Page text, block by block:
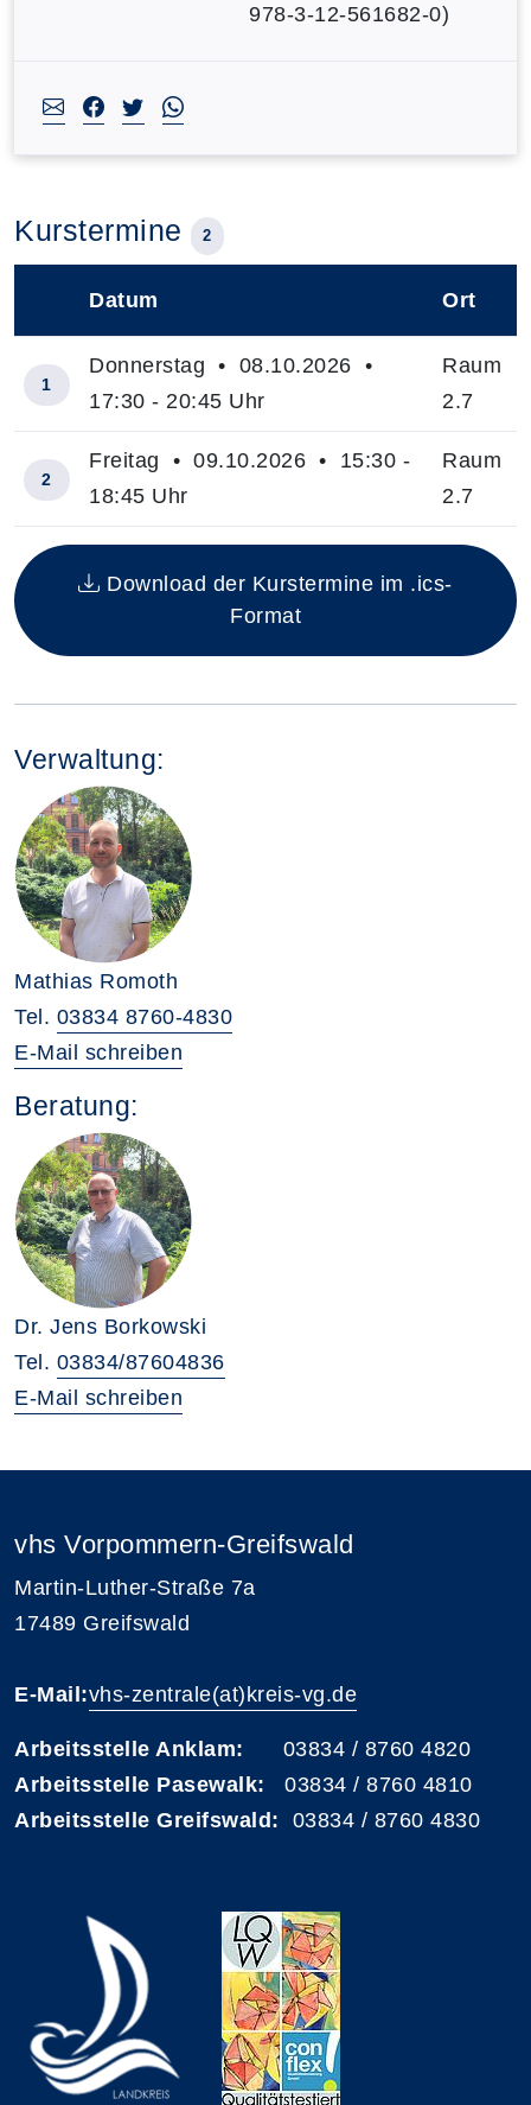
978-3-12-561682-0)
Kurstermine 2
Insgesamt gibt es 2 Termine zum diesen Kurs
Datum Ort
1
Donnerstag • 08.10.2026 •
17:30 - 20:45 Uhr
Raum
2.7
2
Freitag • 09.10.2026 • 15:30 -
18:45 Uhr
Raum
2.7
Download der Kurstermine im .ics-
Format
Verwaltung:
Mathias Romoth
Tel. 03834 8760-4830
E-Mail schreiben
Beratung:
Dr. Jens Borkowski
Tel. 03834/87604836
E-Mail schreiben
vhs Vorpommern-Greifswald
Martin-Luther-Straße 7a
17489 Greifswald
E-Mail:vhs-zentrale(at)kreis-vg.de
Arbeitsstelle Anklam: 03834 / 8760 4820
Arbeitsstelle Pasewalk: 03834 / 8760 4810
Arbeitsstelle Greifswald: 03834 / 8760 4830